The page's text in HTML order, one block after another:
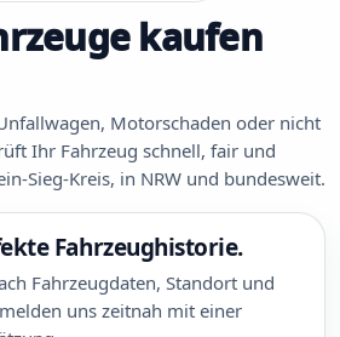
kaufen
Motorschaden oder nicht
Ihr Fahrzeug schnell, fair und
Sieg-Kreis, in NRW und bundesweit.
Fahrzeughistorie.
Fahrzeugdaten, Standort und
uns zeitnah mit einer